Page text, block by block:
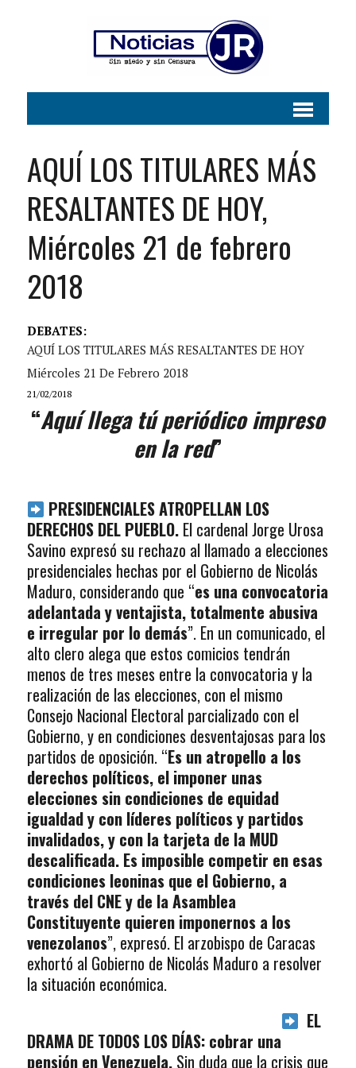
AQUÍ LOS TITULARES MÁS
RESALTANTES DE HOY,
Miércoles 21 de febrero
2018
DEBATES:
AQUÍ LOS TITULARES MÁS RESALTANTES DE HOY
Miércoles 21 De Febrero 2018
21/02/2018
“Aquí llega tú periódico impreso
en la red”
PRESIDENCIALES ATROPELLAN LOS
DERECHOS DEL PUEBLO. El cardenal Jorge Urosa
Savino expresó su rechazo al llamado a elecciones
presidenciales hechas por el Gobierno de Nicolás
Maduro, considerando que “es una convocatoria
adelantada y ventajista, totalmente abusiva
e irregular por lo demás”. En un comunicado, el
alto clero alega que estos comicios tendrán
menos de tres meses entre la convocatoria y la
realización de las elecciones, con el mismo
Consejo Nacional Electoral parcializado con el
Gobierno, y en condiciones desventajosas para los
partidos de oposición. “Es un atropello a los
derechos políticos, el imponer unas
elecciones sin condiciones de equidad
igualdad y con líderes políticos y partidos
invalidados, y con la tarjeta de la MUD
descalificada. Es imposible competir en esas
condiciones leoninas que el Gobierno, a
través del CNE y de la Asamblea
Constituyente quieren imponernos a los
venezolanos”, expresó. El arzobispo de Caracas
exhortó al Gobierno de Nicolás Maduro a resolver
la situación económica.
EL
DRAMA DE TODOS LOS DÍAS: cobrar una
pensión en Venezuela.Sin duda que la crisis que